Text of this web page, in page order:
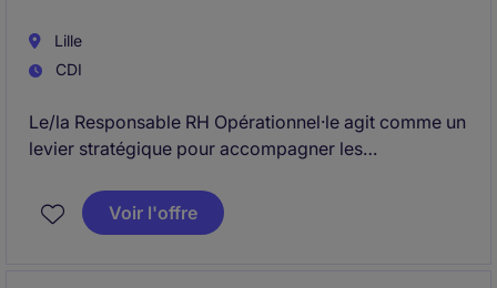
Lille
CDI
Le/la Responsable RH Opérationnel·le agit comme un
levier stratégique pour accompagner les
Business Partner, structure et déploie la stratégie RH
au plus près des terrtioires tout en suivant la stratégie
Voir l'offre